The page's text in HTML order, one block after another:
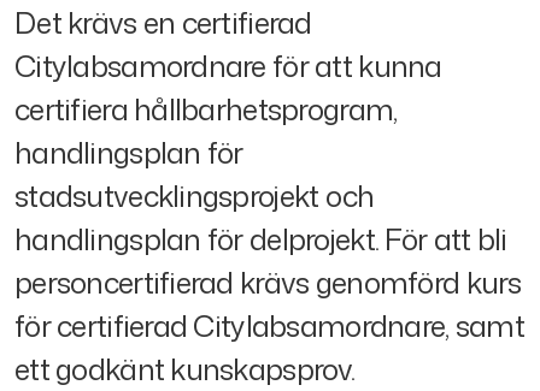
Det krävs en certifierad
Citylabsamordnare för att kunna
certifiera hållbarhetsprogram,
handlingsplan för
stadsutvecklingsprojekt och
handlingsplan för delprojekt. För att bli
personcertifierad krävs genomförd kurs
för certifierad Citylabsamordnare, samt
ett godkänt kunskapsprov.